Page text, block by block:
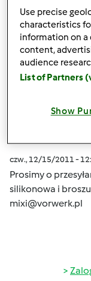
czw., 12/15/2011 -
Prosimy o
silikonowa i
mixi@vorwerk.pl
Use precise
characteristics
information on a
content,
audience
List of Partners
Show